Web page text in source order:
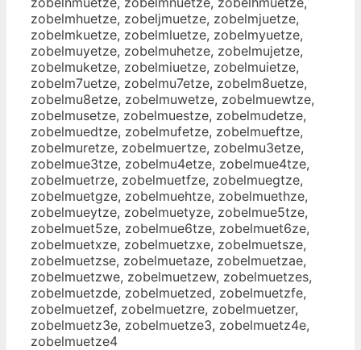
zobelmhuetze, zobeljmuetze, zobelmjuetze,
zobelmkuetze, zobelmluetze, zobelmyuetze,
zobelmuyetze, zobelmuhetze, zobelmujetze,
zobelmuketze, zobelmiuetze, zobelmuietze,
zobelm7uetze, zobelmu7etze, zobelm8uetze,
zobelmu8etze, zobelmuwetze, zobelmuewtze,
zobelmusetze, zobelmuestze, zobelmudetze,
zobelmuedtze, zobelmufetze, zobelmueftze,
zobelmuretze, zobelmuertze, zobelmu3etze,
zobelmue3tze, zobelmu4etze, zobelmue4tze,
zobelmuetrze, zobelmuetfze, zobelmuegtze,
zobelmuetgze, zobelmuehtze, zobelmuethze,
zobelmueytze, zobelmuetyze, zobelmue5tze,
zobelmuet5ze, zobelmue6tze, zobelmuet6ze,
zobelmuetxze, zobelmuetzxe, zobelmuetsze,
zobelmuetzse, zobelmuetaze, zobelmuetzae,
zobelmuetzwe, zobelmuetzew, zobelmuetzes,
zobelmuetzde, zobelmuetzed, zobelmuetzfe,
zobelmuetzef, zobelmuetzre, zobelmuetzer,
zobelmuetz3e, zobelmuetze3, zobelmuetz4e,
zobelmuetze4